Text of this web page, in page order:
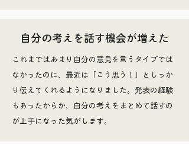
自分の考えを話す機会が増えた
これまではあまり自分の意見を言うタイプでは
なかったのに、最近は「こう思う！」としっか
り伝えてくれるようになりました。発表の経験
もあったからか、自分の考えをまとめて話すの
が上手になった気がします。